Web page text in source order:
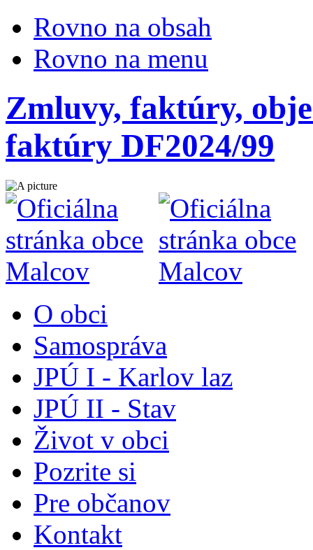
Rovno na obsah
Rovno na menu
Zmluvy, faktúry,
faktúry DF2024/99
O obci
Samospráva
JPÚ I - Karlov laz
JPÚ II - Stav
Život v obci
Pozrite si
Pre občanov
Kontakt